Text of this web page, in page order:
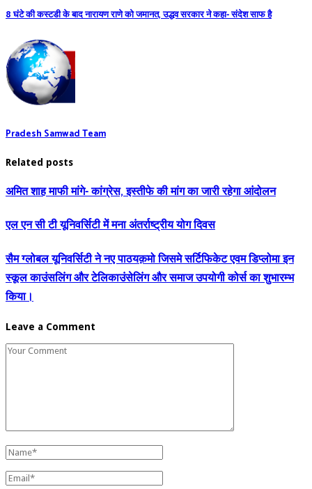
8 घंटे की कस्‍टडी के बाद नारायण राणे को जमानत, उद्धव सरकार ने कहा- संदेश साफ है
Pradesh Samwad Team
Related posts
अमित शाह माफी मांगे- कांग्रेस, इस्तीफे की मांग का जारी रहेगा आंदोलन
एल एन सी टी यूनिवर्सिटी में मना अंतर्राष्ट्रीय योग दिवस
सैम ग्लोबल यूनिवर्सिटी ने नए पाठयक़मो जिसमे सर्टिफिकेट एवम डिप्लोमा इन
स्कूल काउंसलिंग और टेलिकाउंसेलिंग और समाज उपयोगी कोर्स का शुभारम्भ
किया।
Leave a Comment